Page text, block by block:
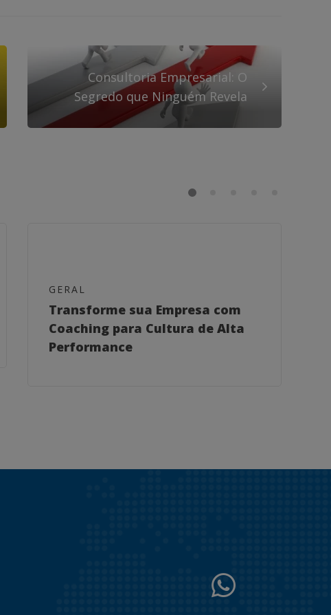
Consultoria Empresarial: O
Segredo que Ninguém Revela
GERAL
Transforme sua Empresa com
Coaching para Cultura de Alta
Performance